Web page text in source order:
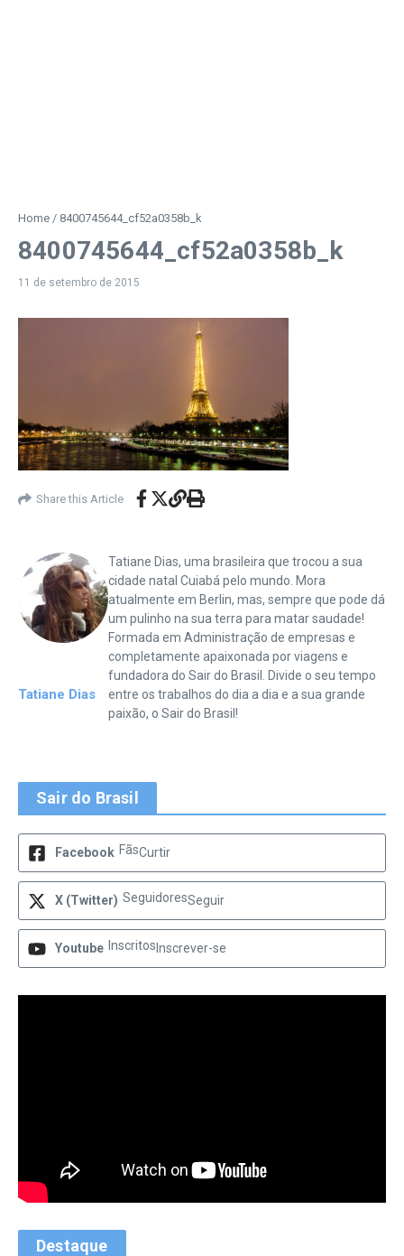
Home / 8400745644_cf52a0358b_k
8400745644_cf52a0358b_k
11 de setembro de 2015
Share this Article
Tatiane Dias
Tatiane Dias, uma brasileira que trocou a sua
cidade natal Cuiabá pelo mundo. Mora
atualmente em Berlin, mas, sempre que pode dá
um pulinho na sua terra para matar saudade!
Formada em Administração de empresas e
completamente apaixonada por viagens e
fundadora do Sair do Brasil. Divide o seu tempo
entre os trabalhos do dia a dia e a sua grande
paixão, o Sair do Brasil!
Sair do Brasil
Facebook FãsCurtir
X (Twitter) SeguidoresSeguir
Youtube Inscritos Inscrever-se
Destaque